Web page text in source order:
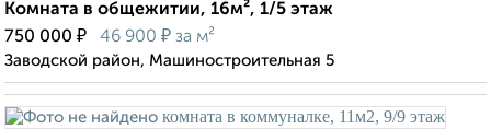
Комната в общежитии, 16м², 1/5 этаж
750 000 ₽ 46 900 ₽ за м²
Заводской район, Машиностроительная 5